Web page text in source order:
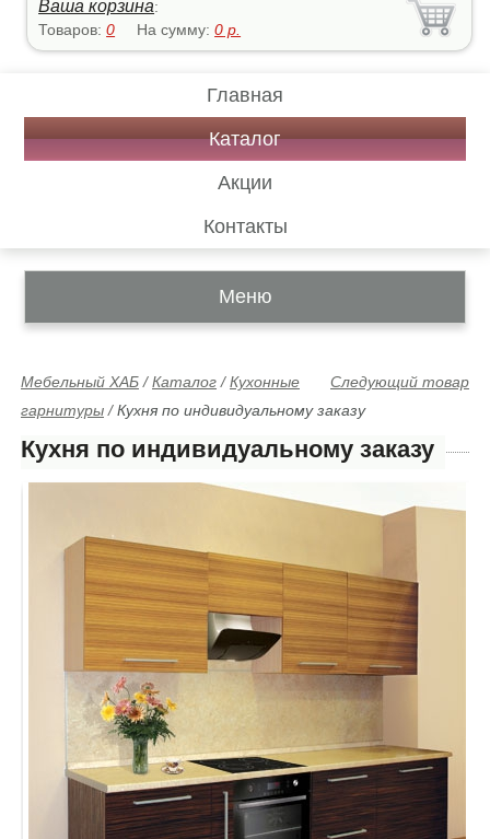
Ваша корзина:
Товаров:0 На сумму:0 р.
Главная
Каталог
Акции
Контакты
Меню
Следующий товар
Мебельный ХАБ /Каталог /Кухонные
гарнитуры /Кухня по индивидуальному заказу
Кухня по индивидуальному заказу